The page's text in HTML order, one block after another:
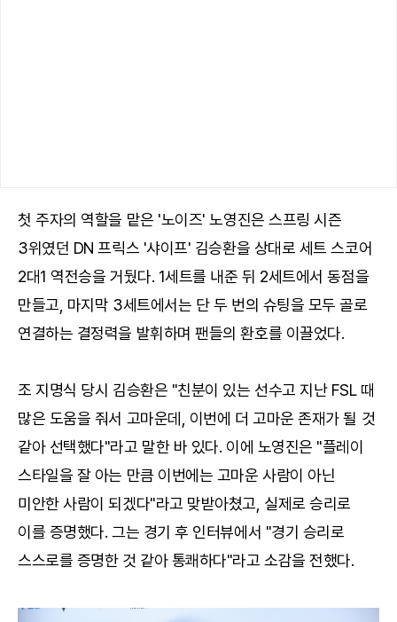
첫 주자의 역할을 맡은 '노이즈' 노영진은 스프링 시즌
3위였던 DN 프릭스 '샤이프' 김승환을 상대로 세트 스코어
2대1 역전승을 거뒀다. 1세트를 내준 뒤 2세트에서 동점을
만들고, 마지막 3세트에서는 단 두 번의 슈팅을 모두 골로
연결하는 결정력을 발휘하며 팬들의 환호를 이끌었다.
조 지명식 당시 김승환은 "친분이 있는 선수고 지난 FSL 때
많은 도움을 줘서 고마운데, 이번에 더 고마운 존재가 될 것
같아 선택했다"라고 말한 바 있다. 이에 노영진은 "플레이
스타일을 잘 아는 만큼 이번에는 고마운 사람이 아닌
미안한 사람이 되겠다"라고 맞받아쳤고, 실제로 승리로
이를 증명했다. 그는 경기 후 인터뷰에서 "경기 승리로
스스로를 증명한 것 같아 통쾌하다"라고 소감을 전했다.